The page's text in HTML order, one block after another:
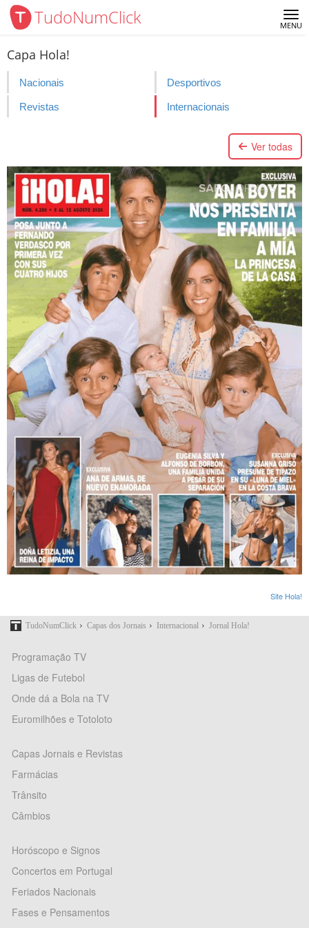
TudoNumClick MENU
Capa Hola!
Nacionais Desportivos
Revistas Internacionais
Ver todas
Site Hola!
TudoNumClick › Capas dos Jornais › Internacional › Jornal Hola!
Programação TV
Ligas de Futebol
Onde dá a Bola na TV
Euromilhões e Totoloto
Capas Jornais e Revistas
Farmácias
Trânsito
Câmbios
Horóscopo e Signos
Concertos em Portugal
Feriados Nacionais
Fases e Pensamentos